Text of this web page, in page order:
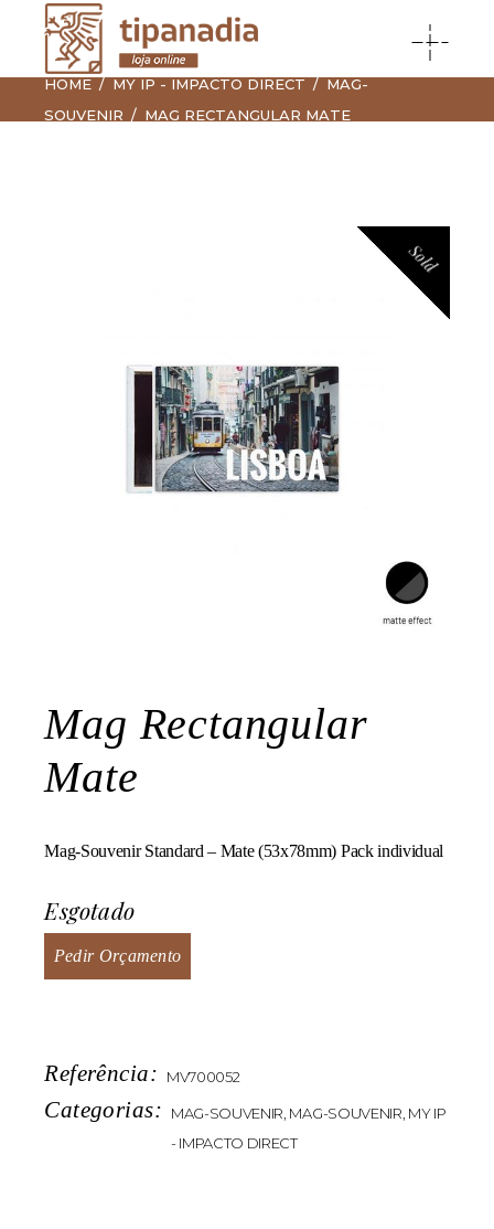
HOME MY IP - IMPACTO DIRECT
MAG-
SOUVENIR
MAG RECTANGULAR MATE
Sold
Mag Rectangular
Mate
Mag-Souvenir Standard – Mate (53x78mm) Pack individual
Esgotado
Pedir Orçamento
Referência: MV700052
Categorias: MAG-SOUVENIR MAG-SOUVENIR MY IP
- IMPACTO DIRECT